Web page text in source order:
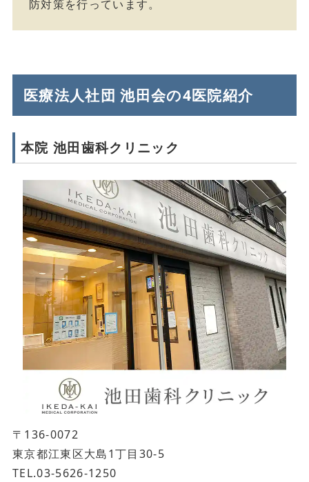
防対策を行っています。
医療法人社団 池田会の4医院紹介
本院 池田歯科クリニック
〒136-0072
東京都江東区大島1丁目30-5
TEL.03-5626-1250